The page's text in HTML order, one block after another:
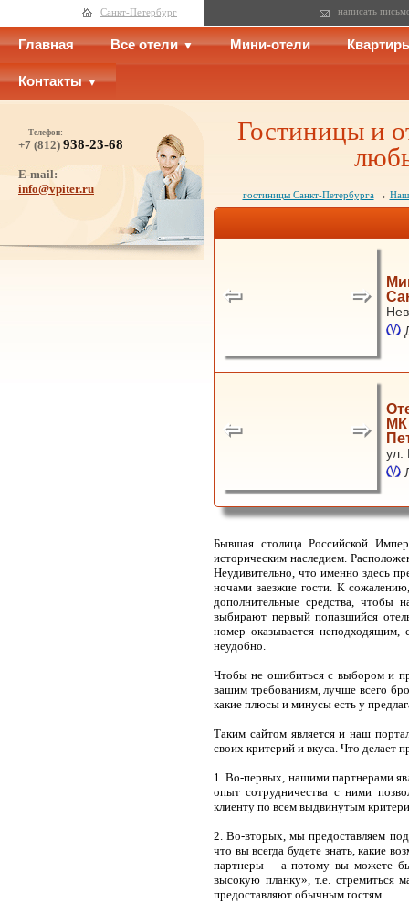
Санкт-Петербург написать
Главная Все отели Мини-отели
Контакты
Телефон:
+7 (812) 938-23-68
E-mail:
info@vpiter.ru
Гостиницы и
гостиницы Санкт-Петербурга→
МК
ул.
Бывшая столица Российской
историческим наследием.
Неудивительно, что именно здесь
ночами заезжие гости. К
дополнительные средства, чтобы
выбирают первый попавшийся
номер оказывается
неудобно.
Чтобы не ошибиться с выбором и
вашим требованиям, лучше всего
какие плюсы и минусы есть у
Таким сайтом является и наш
своих критерий и вкуса. Что делает
1. Во-первых, нашими партнерами
опыт сотрудничества с ними
клиенту по всем выдвинутым
2. Во-вторых, мы предоставляем
что вы всегда будете знать, какие
партнеры – а потому вы можете
высокую планку», т.е. стремиться
предоставляют обычным гостям.